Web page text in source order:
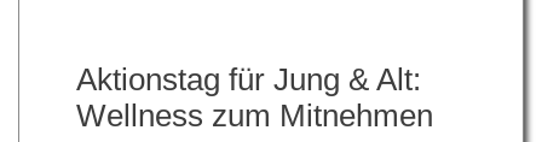
Aktionstag für Jung & Alt:
Wellness zum Mitnehmen